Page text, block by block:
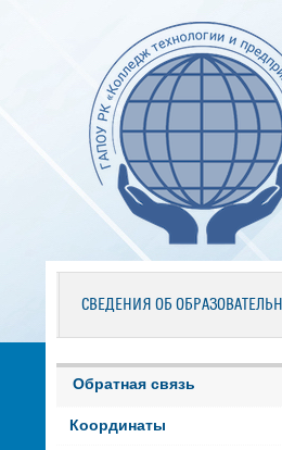
СВЕДЕНИЯ ОБ
Обратная связь
Координаты